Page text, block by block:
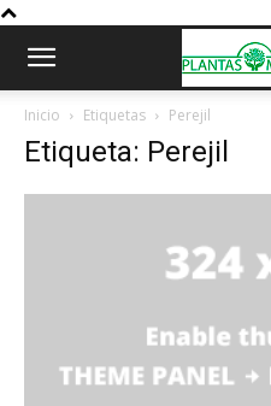
Inicio Etiquetas Perejil
Etiqueta: Perejil